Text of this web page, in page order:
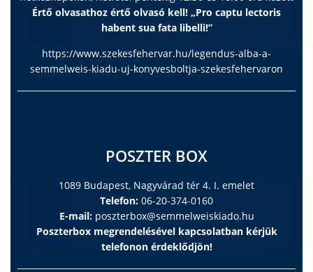
Értő olvasathoz értő olvasó kell! „Pro captu lectoris
habent sua fata libelli!”
https://www.szekesfehervar.hu/legendus-alba-a-
semmelweis-kiadu-uj-konyvesboltja-szekesfehervaron
POSZTER BOX
1089 Budapest, Nagyvárad tér 4. I. emelet
Telefon: 06-20-374-0160
E-mail: poszterbox@semmelweiskiado.hu
Poszterbox megrendelésével kapcsolatban kérjük
telefonon érdeklődjön!